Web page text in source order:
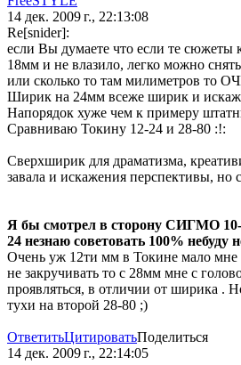
14 дек. 2009 г., 22:13:08
Re[snider]:
если Вы думаете что если те сюжеты
18мм и не влазило, легко можно
или сколько то там милиметров
Ширик на 24мм всеже ширик и
Напорядок хуже чем к примеру
Сравниваю Токину 12-24 и 28-80 :!:
Сверхширик для драматизма,
завала и искажения перспективы, но
Я бы смотрел в сторону СИГМО
24 незнаю советовать 100% небуду
Очень уж 12ти мм в Токине мало мне
не закручивать то с 28мм мне с
проявляться, в отличии от ширика .
тухи на второй 28-80 ;)
ОтветитьЦитироватьПоделиться
14 дек. 2009 г., 22:14:05